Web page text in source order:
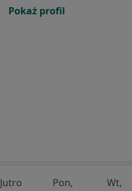
Pokaż profil
Jutro Pon, Wt,